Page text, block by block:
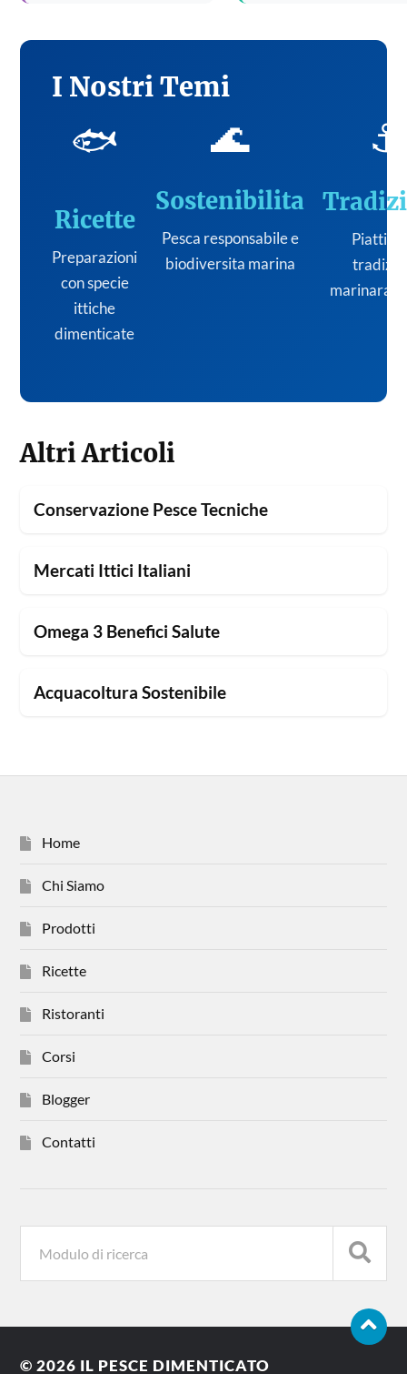
I Nostri Temi
🐟
Ricette
Preparazioni
con specie
ittiche
dimenticate
🌊
Sostenibilita
Pesca responsabile e
biodiversita marina
⚓
Piatti
marinara
Altri Articoli
Conservazione Pesce Tecniche
Mercati Ittici Italiani
Omega 3 Benefici Salute
Acquacoltura Sostenibile
Home
Chi Siamo
Prodotti
Ricette
Ristoranti
Corsi
Blogger
Contatti
© 2026 IL PESCE DIMENTICATO